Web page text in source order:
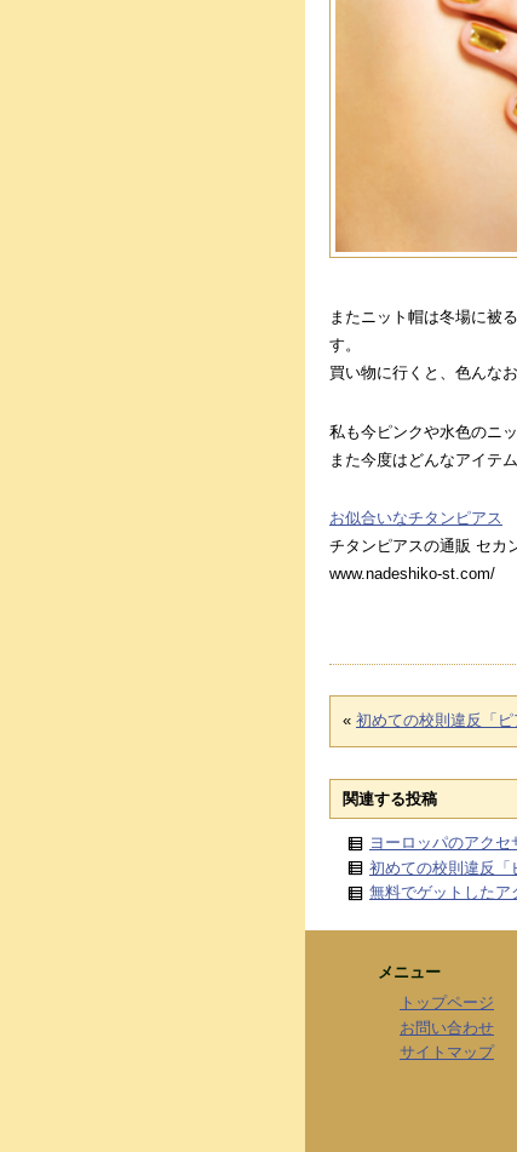
またニット帽は冬場に被
す。
買い物に行くと、色んな
私も今ピンクや水色のニ
また今度はどんなアイテ
お似合いなチタンピアス
チタンピアスの通販 セカ
www.nadeshiko-st.com/
« 初めての校則違反「ピ
関連する投稿
ヨーロッパのアクセ
初めての校則違反「
無料でゲットしたア
メニュー
トップページ
お問い合わせ
サイトマップ